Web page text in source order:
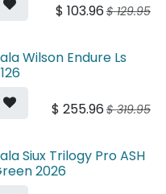
$ 103.96 $129.95
Wilson Endure Ls
$ 255.96 $319.95
Siux Trilogy Pro ASH
2026